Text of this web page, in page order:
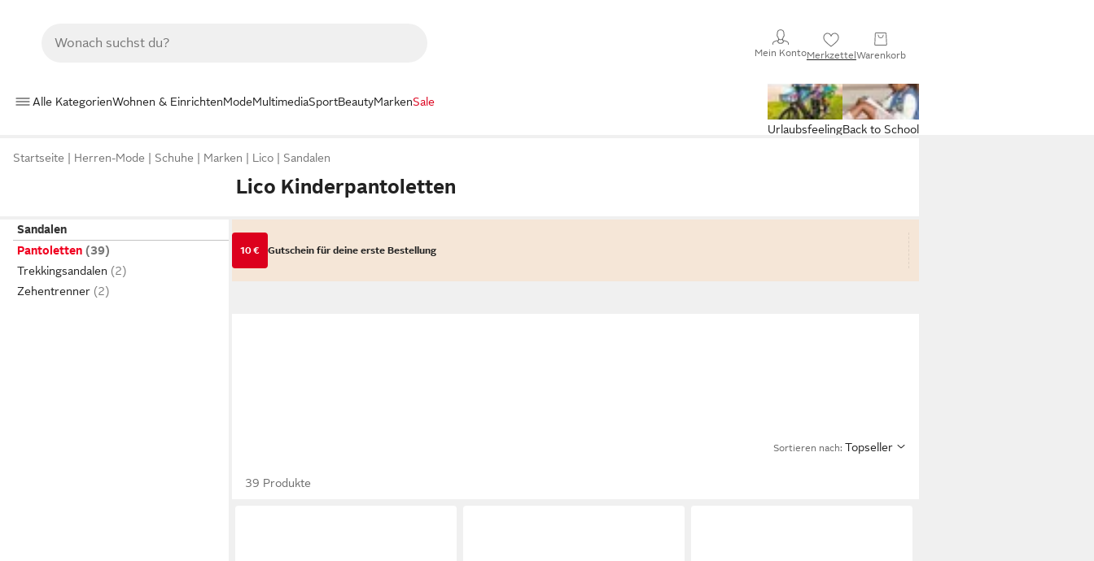
Mein KontoMerkzettelWarenkorb
Alle KategorienWohnen & EinrichtenModeMultimediaSportBeautyMarkenSale
Back to School
Urlaubsfeeling
Startseite Herren-Mode Schuhe Marken Lico Sandalen
Lico Kinderpantoletten
Sandalen
Pantoletten
Trekkingsandalen
Zehentrenner
10 € Gutschein für deine erste Bestellung
Sortieren nach: Topseller
39 Produkte